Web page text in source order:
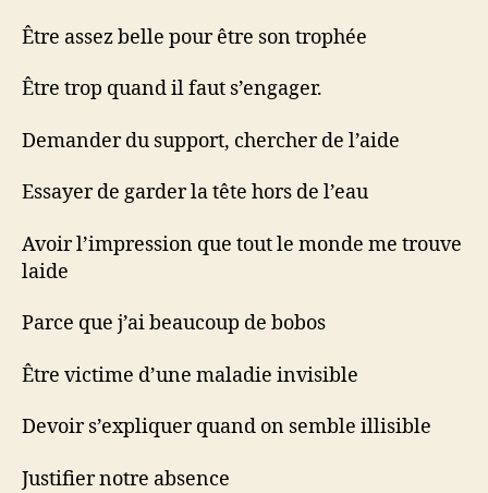
Être assez belle pour être son trophée
Être trop quand il faut s’engager.
Demander du support, chercher de l’aide
Essayer de garder la tête hors de l’eau
Avoir l’impression que tout le monde me trouve
laide
Parce que j’ai beaucoup de bobos
Être victime d’une maladie invisible
Devoir s’expliquer quand on semble illisible
Justifier notre absence